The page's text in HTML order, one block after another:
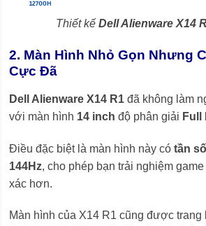
Thiết kế Dell Alienware X14
2. Màn Hình Nhỏ Gọn Nhưng
Cực Đã
Dell Alienware X14 R1 đã không làm
với màn hình 14 inch độ phân giải Full
Điều đặc biệt là màn hình này có tần
144Hz, cho phép bạn trải nghiệm
xác hơn.
Màn hình của X14 R1 cũng được trang